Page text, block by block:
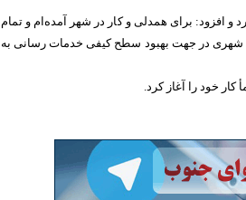
افزود: برای همدلی و کار در شهر آمده‌ام و تمام
شهری در جهت بهبود سطح کیفی خدمات رسانی به
خود را آغاز کرد.